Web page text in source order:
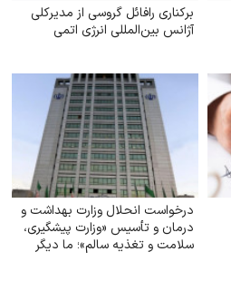
برکناری رافائل گروسی از مدیرکلی
آژانس بین‌المللی انرژی اتمی
درخواست انحلال وزارت بهداشت و
درمان و تأسیس «وزارت پیشگیری،
سلامت و تغذیه سالم»؛ ما دیگر